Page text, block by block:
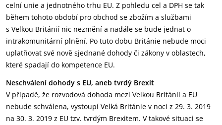
celní unie a jednotného trhu EU. Z pohledu cel a DPH se tak
během tohoto období pro obchod se zbožím a službami
s Velkou Británií nic nezmění a nadále se bude jednat o
intrakomunitární plnění. Po tuto dobu Británie nebude moci
uplatňovat své nově sjednané dohody či zákony v oblastech,
které spadají do kompetence EU.
Neschválení dohody s EU, aneb tvrdý Brexit
V případě, že rozvodová dohoda mezi Velkou Británií a EU
nebude schválena, vystoupí Velká Británie v noci z 29. 3. 2019
na 30. 3. 2019 z EU tzv. tvrdým Brexitem. V takové situaci se